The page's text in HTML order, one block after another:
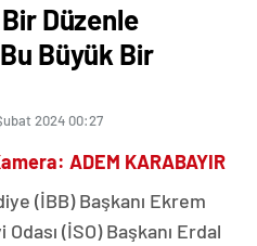
Düzenle
Büyük Bir
2024 00:27
ADEM KARABAYIR
(İBB) Başkanı Ekrem
(İSO) Başkanı Erdal